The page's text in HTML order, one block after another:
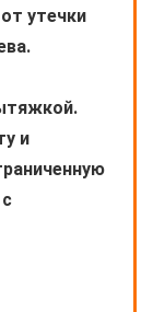
утечки
и